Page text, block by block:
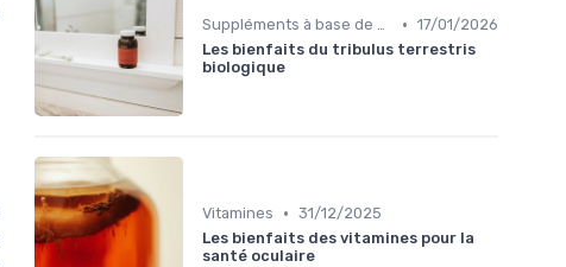
Suppléments à base de plantes • 17/01/2026
Les bienfaits du tribulus terrestris
biologique
Vitamines • 31/12/2025
Les bienfaits des vitamines pour la
santé oculaire